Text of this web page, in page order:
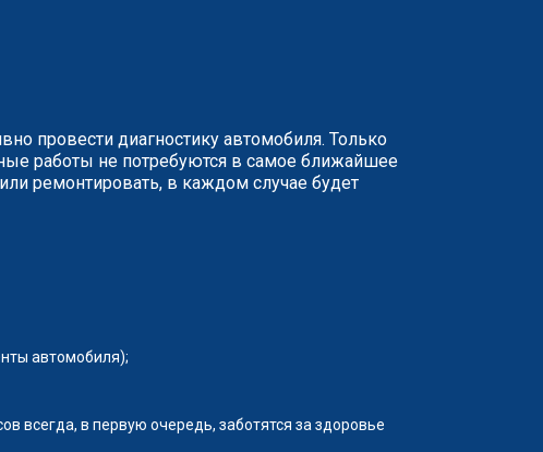
провести диагностику автомобиля. Только
работы не потребуются в самое ближайшее
ремонтировать, в каждом случае будет
автомобиля);
всегда, в первую очередь, заботятся за здоровье